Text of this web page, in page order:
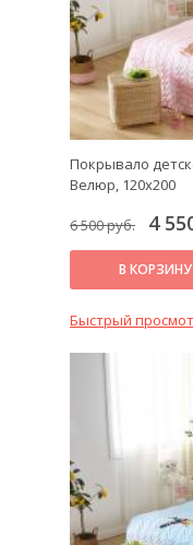
Покрывало
Велюр, 120х200
6 500 руб. 4
В КОРЗИНУ
Быстрый